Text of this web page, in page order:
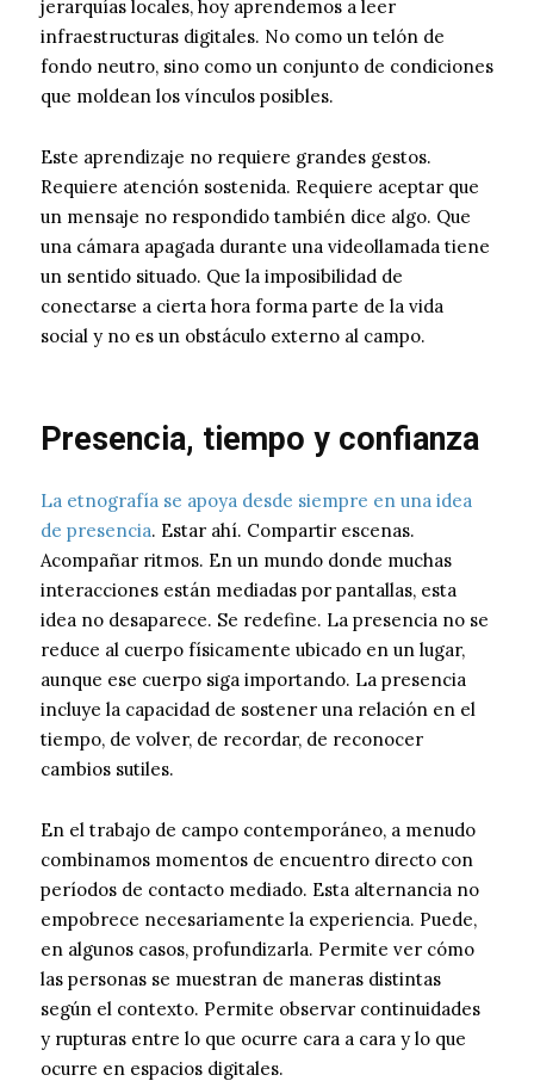
jerarquías locales, hoy aprendemos a leer
infraestructuras digitales. No como un telón de
fondo neutro, sino como un conjunto de condiciones
que moldean los vínculos posibles.
Este aprendizaje no requiere grandes gestos.
Requiere atención sostenida. Requiere aceptar que
un mensaje no respondido también dice algo. Que
una cámara apagada durante una videollamada tiene
un sentido situado. Que la imposibilidad de
conectarse a cierta hora forma parte de la vida
social y no es un obstáculo externo al campo.
Presencia, tiempo y confianza
La etnografía se apoya desde siempre en una idea
de presencia. Estar ahí. Compartir escenas.
Acompañar ritmos. En un mundo donde muchas
interacciones están mediadas por pantallas, esta
idea no desaparece. Se redefine. La presencia no se
reduce al cuerpo físicamente ubicado en un lugar,
aunque ese cuerpo siga importando. La presencia
incluye la capacidad de sostener una relación en el
tiempo, de volver, de recordar, de reconocer
cambios sutiles.
En el trabajo de campo contemporáneo, a menudo
combinamos momentos de encuentro directo con
períodos de contacto mediado. Esta alternancia no
empobrece necesariamente la experiencia. Puede,
en algunos casos, profundizarla. Permite ver cómo
las personas se muestran de maneras distintas
según el contexto. Permite observar continuidades
y rupturas entre lo que ocurre cara a cara y lo que
ocurre en espacios digitales.